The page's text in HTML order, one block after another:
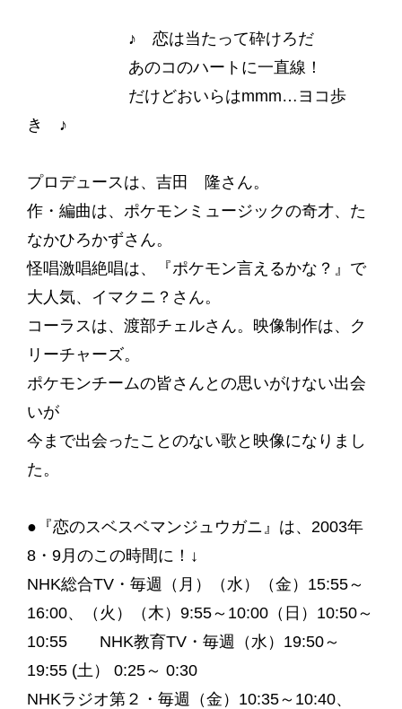
♪ 恋は当たって砕けろだ
あのコのハートに一直線！
だけどおいらはmmm…ヨコ歩
き ♪
プロデュースは、吉田 隆さん。
作・編曲は、ポケモンミュージックの奇才、た
なかひろかずさん。
怪唱激唱絶唱は、『ポケモン言えるかな？』で
大人気、イマクニ？さん。
コーラスは、渡部チェルさん。映像制作は、ク
リーチャーズ。
ポケモンチームの皆さんとの思いがけない出会
いが
今まで出会ったことのない歌と映像になりまし
た。
●『恋のスベスベマンジュウガニ』は、2003年
8・9月のこの時間に！↓
NHK総合TV・毎週（月）（水）（金）15:55～
16:00、（火）（木）9:55～10:00（日）10:50～
10:55 NHK教育TV・毎週（水）19:50～
19:55 (土） 0:25～ 0:30
NHKラジオ第２・毎週（金）10:35～10:40、